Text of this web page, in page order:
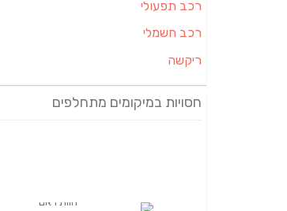
רכב תפעולי
רכב חשמלי
ריקשה
חסויות במיקומים מתחלפים